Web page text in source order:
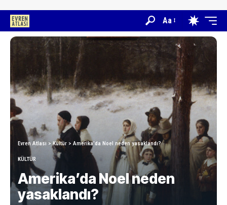
Aa
Evren Atlası > Kültür > Amerika’da Noel neden yasaklandı?
KÜLTÜR
Amerika’da Noel neden
yasaklandı?